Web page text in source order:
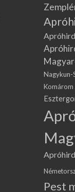
Nagykun-
Komárom
Pest